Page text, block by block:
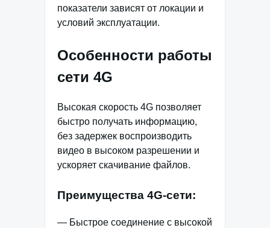
показатели зависят от локации и
условий эксплуатации.
Особенности работы
сети 4G
Высокая скорость 4G позволяет
быстро получать информацию,
без задержек воспроизводить
видео в высоком разрешении и
ускоряет скачивание файлов.
Преимущества 4G-сети:
— Быстрое соединение с высокой